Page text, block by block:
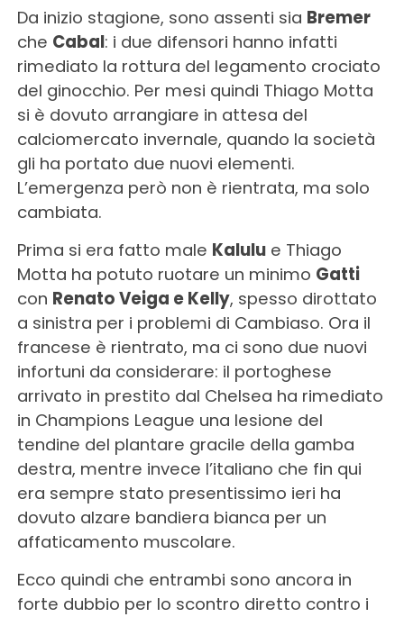
Da inizio stagione, sono assenti sia Bremer
che Cabal: i due difensori hanno infatti
rimediato la rottura del legamento crociato
del ginocchio. Per mesi quindi Thiago Motta
si è dovuto arrangiare in attesa del
calciomercato invernale, quando la società
gli ha portato due nuovi elementi.
L’emergenza però non è rientrata, ma solo
cambiata.
Prima si era fatto male Kalulue Thiago
Motta ha potuto ruotare un minimo Gatti
con Renato Veiga e Kelly, spesso dirottato
a sinistra per i problemi di Cambiaso. Ora il
francese è rientrato, ma ci sono due nuovi
infortuni da considerare: il portoghese
arrivato in prestito dal Chelsea ha rimediato
in Champions League una lesione del
tendine del plantare gracile della gamba
destra, mentre invece l’italiano che fin qui
era sempre stato presentissimo ieri ha
dovuto alzare bandiera bianca per un
affaticamento muscolare.
Ecco quindi che entrambi sono ancora in
forte dubbio per lo scontro diretto contro i